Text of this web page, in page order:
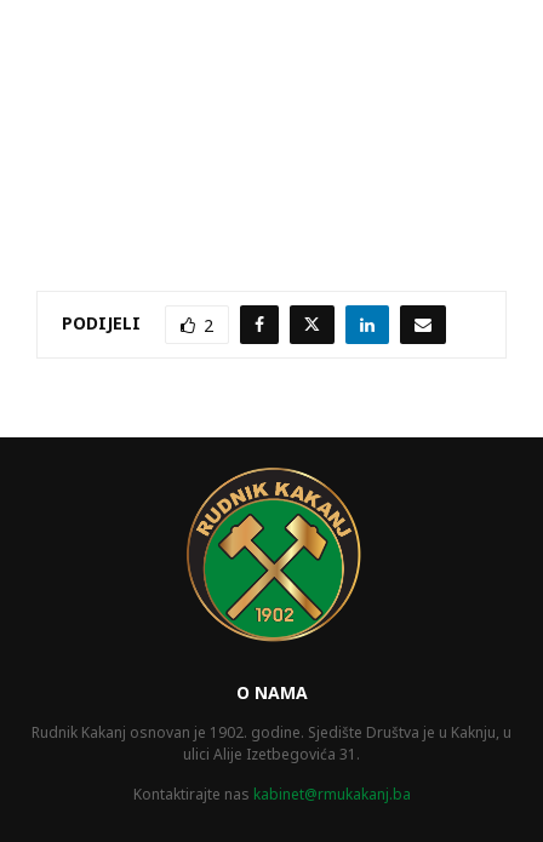
PODIJELI 2
O NAMA
Rudnik Kakanj osnovan je 1902. godine. Sjedište Društva je u Kaknju, u
ulici Alije Izetbegovića 31.
Kontaktirajte nas kabinet@rmukakanj.ba